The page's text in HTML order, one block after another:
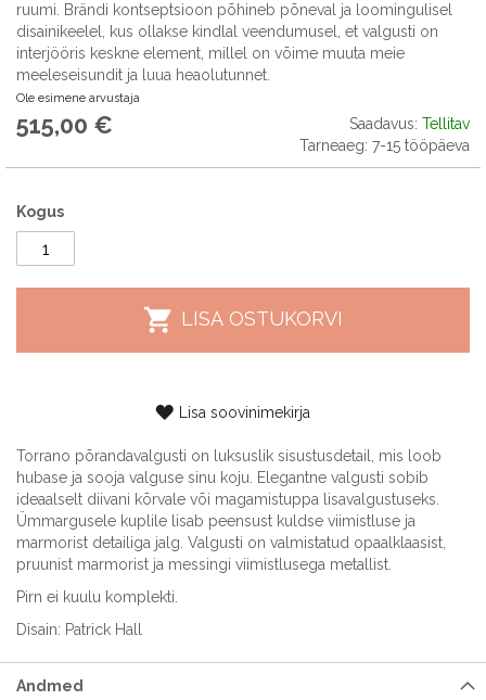
ruumi. Brändi kontseptsioon põhineb põneval ja loomingulisel
disainikeelel, kus ollakse kindlal veendumusel, et valgusti on
interjööris keskne element, millel on võime muuta meie
meeleseisundit ja luua heaolutunnet.
Ole esimene arvustaja
515,00 € Saadavus: Tellitav
Tarneaeg: 7-15 tööpäeva
Kogus
LISA OSTUKORVI
Lisa soovinimekirja
Torrano põrandavalgusti on luksuslik sisustusdetail, mis loob
hubase ja sooja valguse sinu koju. Elegantne valgusti sobib
ideaalselt diivani kõrvale või magamistuppa lisavalgustuseks.
Ümmargusele kuplile lisab peensust kuldse viimistluse ja
marmorist detailiga jalg. Valgusti on valmistatud opaalklaasist,
pruunist marmorist ja messingi viimistlusega metallist.
Pirn ei kuulu komplekti.
Disain: Patrick Hall
Andmed